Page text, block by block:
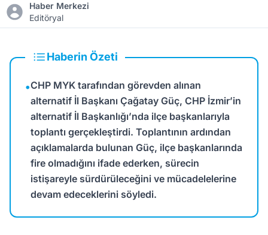
Haber Merkezi
Editöryal
Haberin Özeti
•CHP MYK tarafından görevden alınan
alternatif İl Başkanı Çağatay Güç, CHP İzmir’in
alternatif İl Başkanlığı’nda ilçe başkanlarıyla
toplantı gerçekleştirdi. Toplantının ardından
açıklamalarda bulunan Güç, ilçe başkanlarında
fire olmadığını ifade ederken, sürecin
istişareyle sürdürüleceğini ve mücadelelerine
devam edeceklerini söyledi.